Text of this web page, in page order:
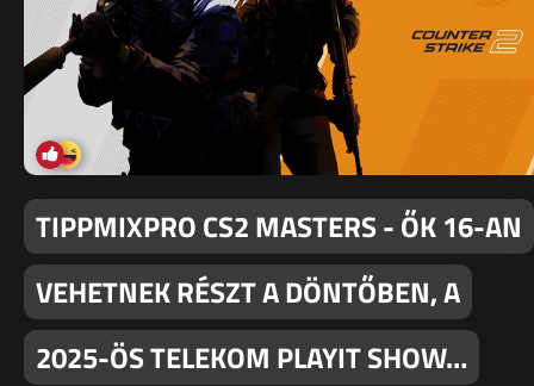
TIPPMIXPRO CS2 MASTERS - ŐK 16-AN
VEHETNEK RÉSZT A DÖNTŐBEN, A
2025-ÖS TELEKOM PLAYIT SHOW…